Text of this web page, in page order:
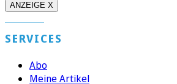
ANZEIGE X
SERVICES
Abo
Meine Artikel